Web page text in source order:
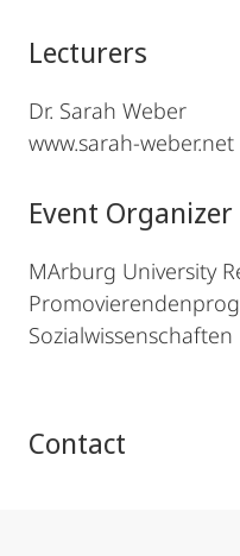
Lecturers
Dr. Sarah Weber
www.sarah-weber.net
Event Organizer
MArburg University
Sozialwissenschaften
Contact